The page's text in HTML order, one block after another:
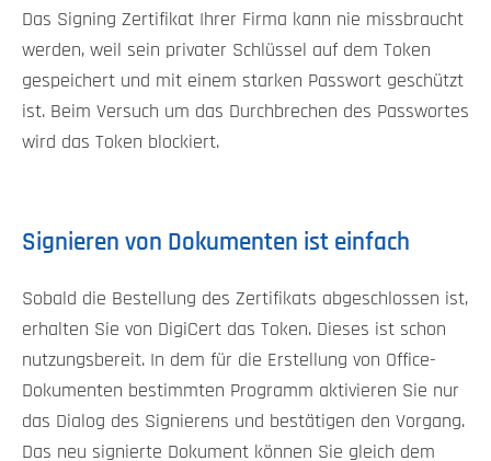
Das Signing Zertifikat Ihrer Firma kann nie missbraucht
werden, weil sein privater Schlüssel auf dem Token
gespeichert und mit einem starken Passwort geschützt
ist. Beim Versuch um das Durchbrechen des Passwortes
wird das Token blockiert.
Signieren von Dokumenten ist einfach
Sobald die Bestellung des Zertifikats abgeschlossen ist,
erhalten Sie von DigiCert das Token. Dieses ist schon
nutzungsbereit. In dem für die Erstellung von Office-
Dokumenten bestimmten Programm aktivieren Sie nur
das Dialog des Signierens und bestätigen den Vorgang.
Das neu signierte Dokument können Sie gleich dem